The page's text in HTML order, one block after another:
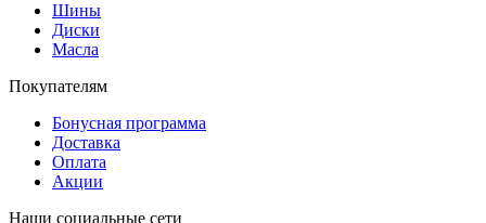
Шины
Диски
Масла
Покупателям
Бонусная программа
Доставка
Оплата
Акции
Наши социальные сети